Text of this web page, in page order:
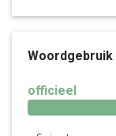
Woordgebruik
officieel